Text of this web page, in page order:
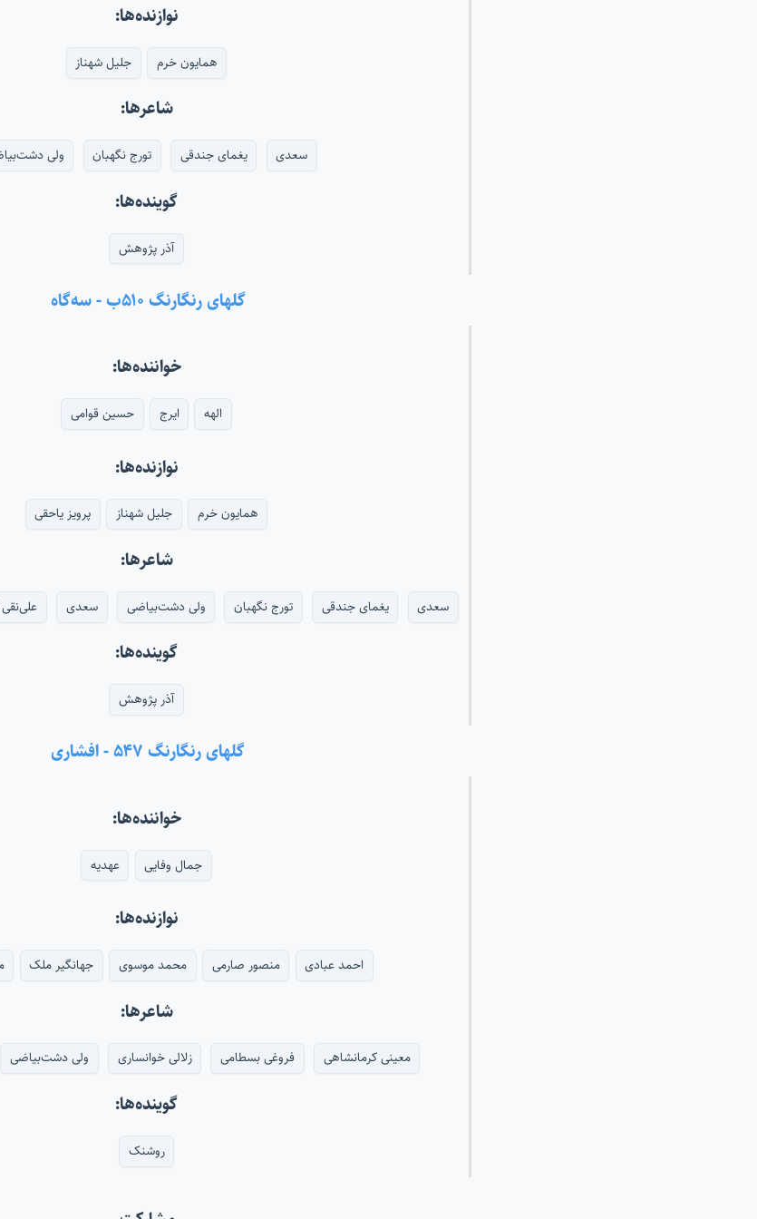
نوازنده‌ها:
همایون خرم جلیل شهناز
شاعرها:
سعدی یغمای جندقی تورج نگهبان ولی
گوینده‌ها:
آذر پژوهش
گلهای رنگارنگ ۵۱۰ب - سه‌گاه
خواننده‌ها:
الهه ایرج حسین قوامی
نوازنده‌ها:
همایون خرم جلیل شهناز پرویز یاحقی
شاعرها:
سعدی یغمای جندقی تورج نگهبان ولی دشت‌بیاضی سعدی
گوینده‌ها:
آذر پژوهش
گلهای رنگارنگ ۵۴۷ - افشاری
خواننده‌ها:
جمال وفایی عهدیه
نوازنده‌ها:
احمد عبادی منصور صارمی محمد موسوی جهانگیر ملک
شاعرها:
معینی کرمانشاهی فروغی بسطامی زلالی خوانساری ولی دشت‌بیاضی
گوینده‌ها:
روشنک